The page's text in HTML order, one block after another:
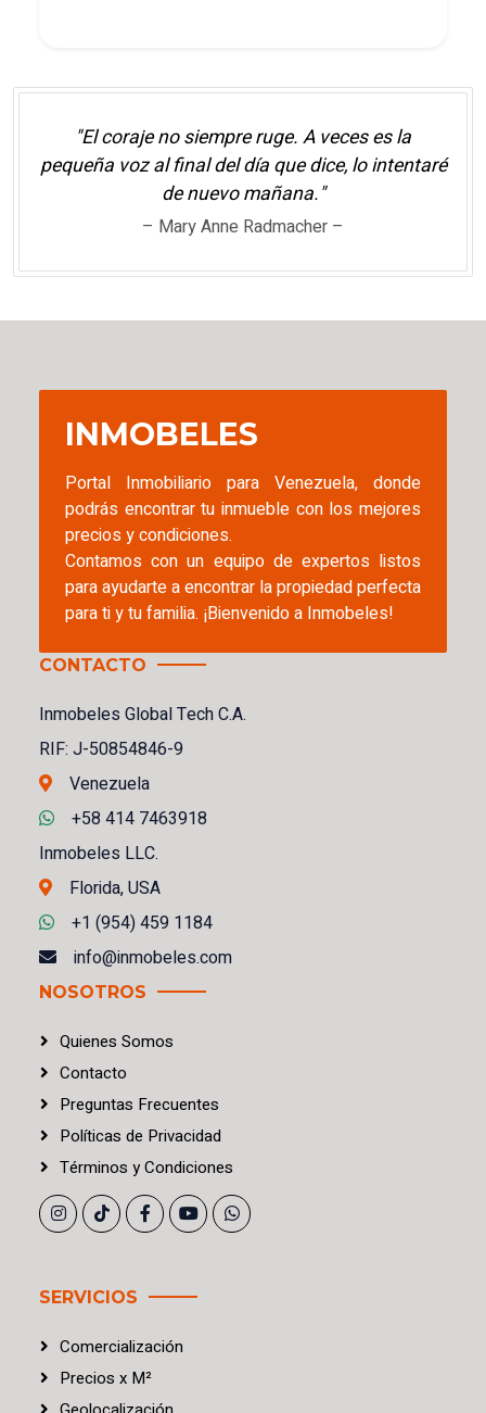
"El coraje no siempre ruge. A veces es la
pequeña voz al final del día que dice, lo intentaré
de nuevo mañana."
– Mary Anne Radmacher –
INMOBELES
Portal Inmobiliario para Venezuela, donde
podrás encontrar tu inmueble con los mejores
precios y condiciones.
Contamos con un equipo de expertos listos
para ayudarte a encontrar la propiedad perfecta
para ti y tu familia. ¡Bienvenido a Inmobeles!
CONTACTO
Inmobeles Global Tech C.A.
RIF: J-50854846-9
Venezuela
+58 414 7463918
Inmobeles LLC.
Florida, USA
+1 (954) 459 1184
info@inmobeles.com
NOSOTROS
Quienes Somos
Contacto
Preguntas Frecuentes
Políticas de Privacidad
Términos yCondiciones
SERVICIOS
Comercialización
Precios x M²